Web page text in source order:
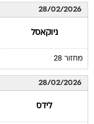
28/02/2026
ניוקאסל
מחזור 28
28/02/2026
לידס